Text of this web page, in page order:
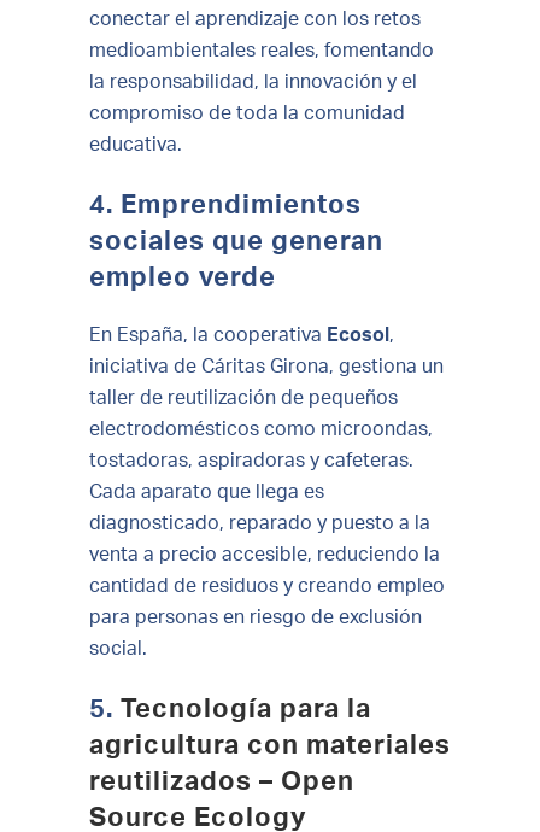
conectar el aprendizaje con los retos
medioambientales reales, fomentando
la responsabilidad, la innovación y el
compromiso de toda la comunidad
educativa.
4. Emprendimientos
sociales que generan
empleo verde
En España, la cooperativa Ecosol ,
iniciativa de Cáritas Girona, gestiona un
taller de reutilización de pequeños
electrodomésticos como microondas,
tostadoras, aspiradoras y cafeteras.
Cada aparato que llega es
diagnosticado, reparado y puesto a la
venta a precio accesible, reduciendo la
cantidad de residuos y creando empleo
para personas en riesgo de exclusión
social.
5. Tecnología para la
agricultura con materiales
reutilizados – Open
Source Ecology